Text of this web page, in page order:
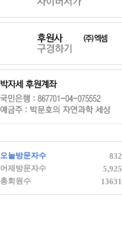
오늘방문자수
832
어제방문자수
5,925
총회원수
13631